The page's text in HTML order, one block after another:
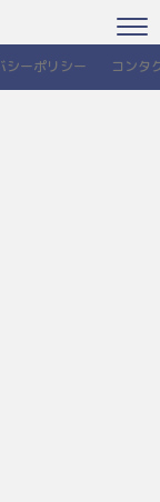
シーポリシー コンタ